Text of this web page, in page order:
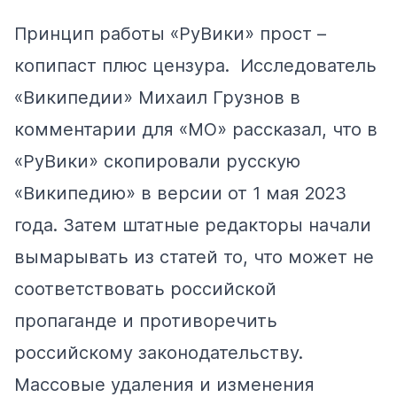
Принцип работы «РуВики» прост –
копипаст плюс цензура. Исследователь
«Википедии» Михаил Грузнов в
комментарии для «МО» рассказал, что в
«РуВики» скопировали русскую
«Википедию» в версии от 1 мая 2023
года. Затем штатные редакторы начали
вымарывать из статей то, что может не
соответствовать российской
пропаганде и противоречить
российскому законодательству.
Массовые удаления и изменения